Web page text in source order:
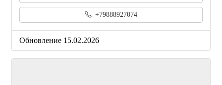
+79888927074
Обновление 15.02.2026